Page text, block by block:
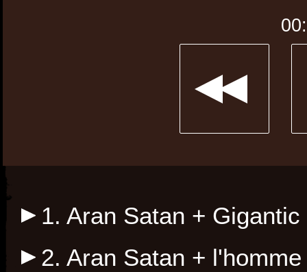
1. Aran Satan +
2. Aran Satan +